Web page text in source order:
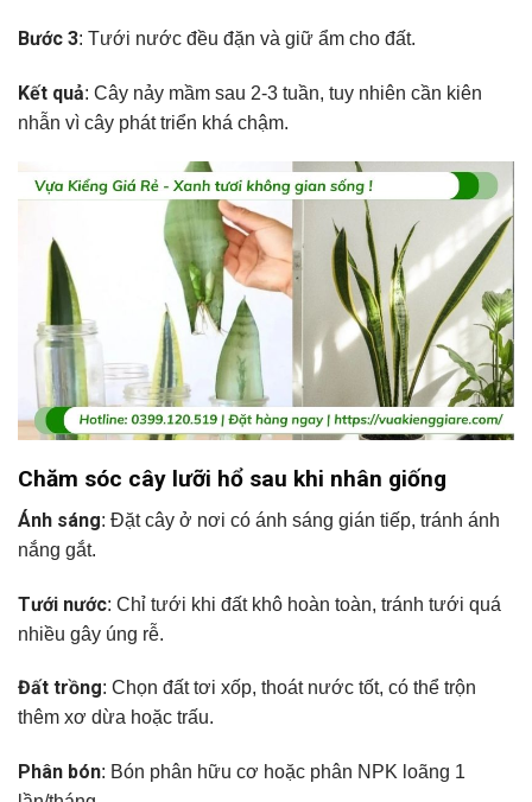
Bước 3: Tưới nước đều đặn và giữ ẩm cho đất.
Kết quả: Cây nảy mầm sau 2-3 tuần, tuy nhiên cần kiên
nhẫn vì cây phát triển khá chậm.
Chăm sóc cây lưỡi hổ sau khi nhân giống
Ánh sáng: Đặt cây ở nơi có ánh sáng gián tiếp, tránh ánh
nắng gắt.
Tưới nước: Chỉ tưới khi đất khô hoàn toàn, tránh tưới quá
nhiều gây úng rễ.
Đất trồng: Chọn đất tơi xốp, thoát nước tốt, có thể trộn
thêm xơ dừa hoặc trấu.
Phân bón: Bón phân hữu cơ hoặc phân NPK loãng 1